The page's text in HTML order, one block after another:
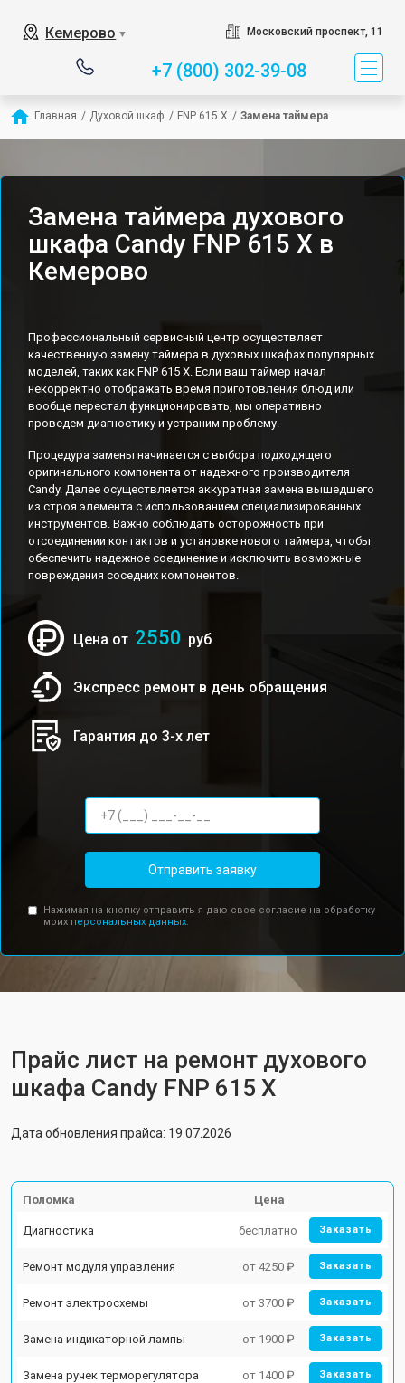
Кемерово ▼ Московский проспект, 11
+7 (800) 302-39-08
Главная / Духовой шкаф / FNP 615 X / Замена таймера
Замена таймера духового
шкафа Candy FNP 615 X в
Кемерово
Профессиональный сервисный центр осуществляет
качественную замену таймера в духовых шкафах популярных
моделей, таких как FNP 615 X. Если ваш таймер начал
некорректно отображать время приготовления блюд или
вообще перестал функционировать, мы оперативно
проведем диагностику и устраним проблему.
Процедура замены начинается с выбора подходящего
оригинального компонента от надежного производителя
Candy. Далее осуществляется аккуратная замена вышедшего
из строя элемента с использованием специализированных
инструментов. Важно соблюдать осторожность при
отсоединении контактов и установке нового таймера, чтобы
обеспечить надежное соединение и исключить возможные
повреждения соседних компонентов.
Цена от 2550 руб
Экспресс ремонт в день обращения
Гарантия до 3-х лет
Отправить заявку
Нажимая на кнопку отправить я даю свое согласие на обработку
моих персональных данных.
Прайс лист на ремонт духового
шкафа Candy FNP 615 X
Дата обновления прайса: 19.07.2026
Поломка Цена
Диагностика бесплатно Заказать
Ремонт модуля управления от 4250 ₽ Заказать
Ремонт электросхемы от 3700 ₽ Заказать
Замена индикаторной лампы от 1900 ₽ Заказать
Замена ручек терморегулятора от 1400 ₽ Заказать